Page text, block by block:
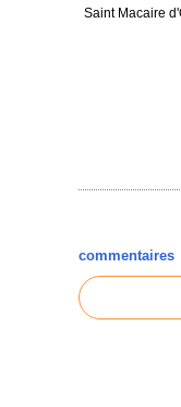
Saint Macaire
commentaires